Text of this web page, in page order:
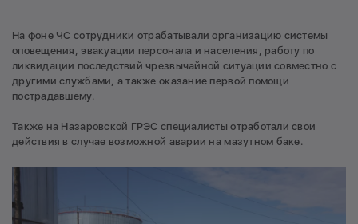
На фоне ЧС сотрудники отрабатывали организацию системы
оповещения, эвакуации персонала и населения, работу по
ликвидации последствий чрезвычайной ситуации совместно с
другими службами, а также оказание первой помощи
пострадавшему.
Также на Назаровской ГРЭС специалисты отработали свои
действия в случае возможной аварии на мазутном баке.